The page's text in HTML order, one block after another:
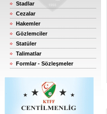
Stadlar
Cezalar
Hakemler
Gözlemciler
Statüler
Talimatlar
Formlar - Sözleşmeler